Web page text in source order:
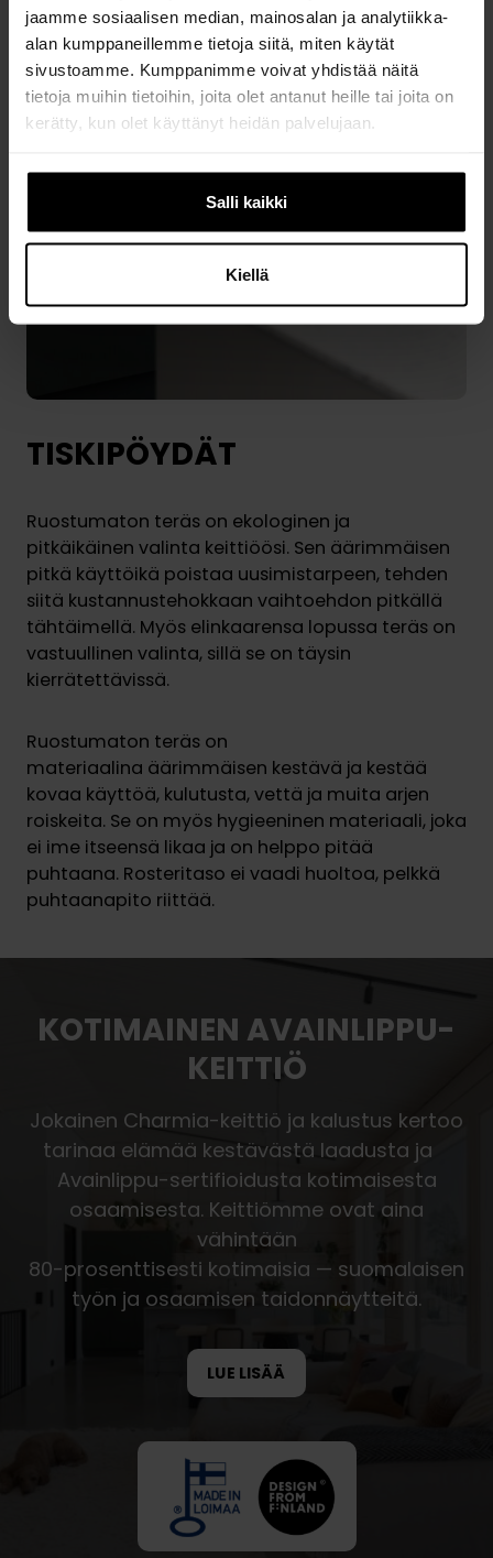
jaamme sosiaalisen median, mainosalan ja analytiikka-
alan kumppaneillemme tietoja siitä, miten käytät
sivustoamme. Kumppanimme voivat yhdistää näitä
tietoja muihin tietoihin, joita olet antanut heille tai joita on
kerätty, kun olet käyttänyt heidän palvelujaan.
Salli kaikki
Kiellä
TISKIPÖYDÄT
Ruostumaton teräs on ekologinen ja
pitkäikäinen valinta keittiöösi. Sen äärimmäisen
pitkä käyttöikä poistaa uusimistarpeen, tehden
siitä kustannustehokkaan vaihtoehdon pitkällä
tähtäimellä. Myös elinkaarensa lopussa teräs on
vastuullinen valinta, sillä se on täysin
kierrätettävissä.
Ruostumaton teräs on
materiaalina äärimmäisen kestävä ja kestää
kovaa käyttöä, kulutusta, vettä ja muita arjen
roiskeita. Se on myös hygieeninen materiaali, joka
ei ime itseensä likaa ja on helppo pitää
puhtaana. Rosteritaso ei vaadi huoltoa, pelkkä
puhtaanapito riittää.
KOTIMAINEN AVAINLIPPU-
KEITTIÖ
Jokainen Charmia-keittiö ja kalustus kertoo
tarinaa elämää kestävästä laadusta ja
Avainlippu-sertifioidusta kotimaisesta
osaamisesta. Keittiömme ovat aina
vähintään
80-prosenttisesti kotimaisia — suomalaisen
työn ja osaamisen taidonnäytteitä.
LUE LISÄÄ